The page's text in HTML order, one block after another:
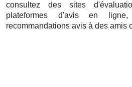
consultez des sites
plateformes d'avis en
recommandations avis à des amis